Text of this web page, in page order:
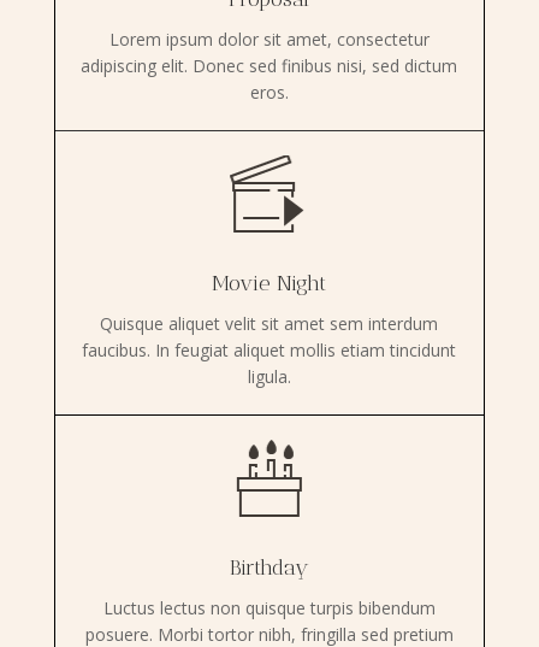
Lorem ipsum dolor sit amet, consectetur
adipiscing elit. Donec sed finibus nisi, sed dictum
eros.
Movie Night
Quisque aliquet velit sit amet sem interdum
faucibus. In feugiat aliquet mollis etiam tincidunt
ligula.
Birthday
Luctus lectus non quisque turpis bibendum
posuere. Morbi tortor nibh, fringilla sed pretium